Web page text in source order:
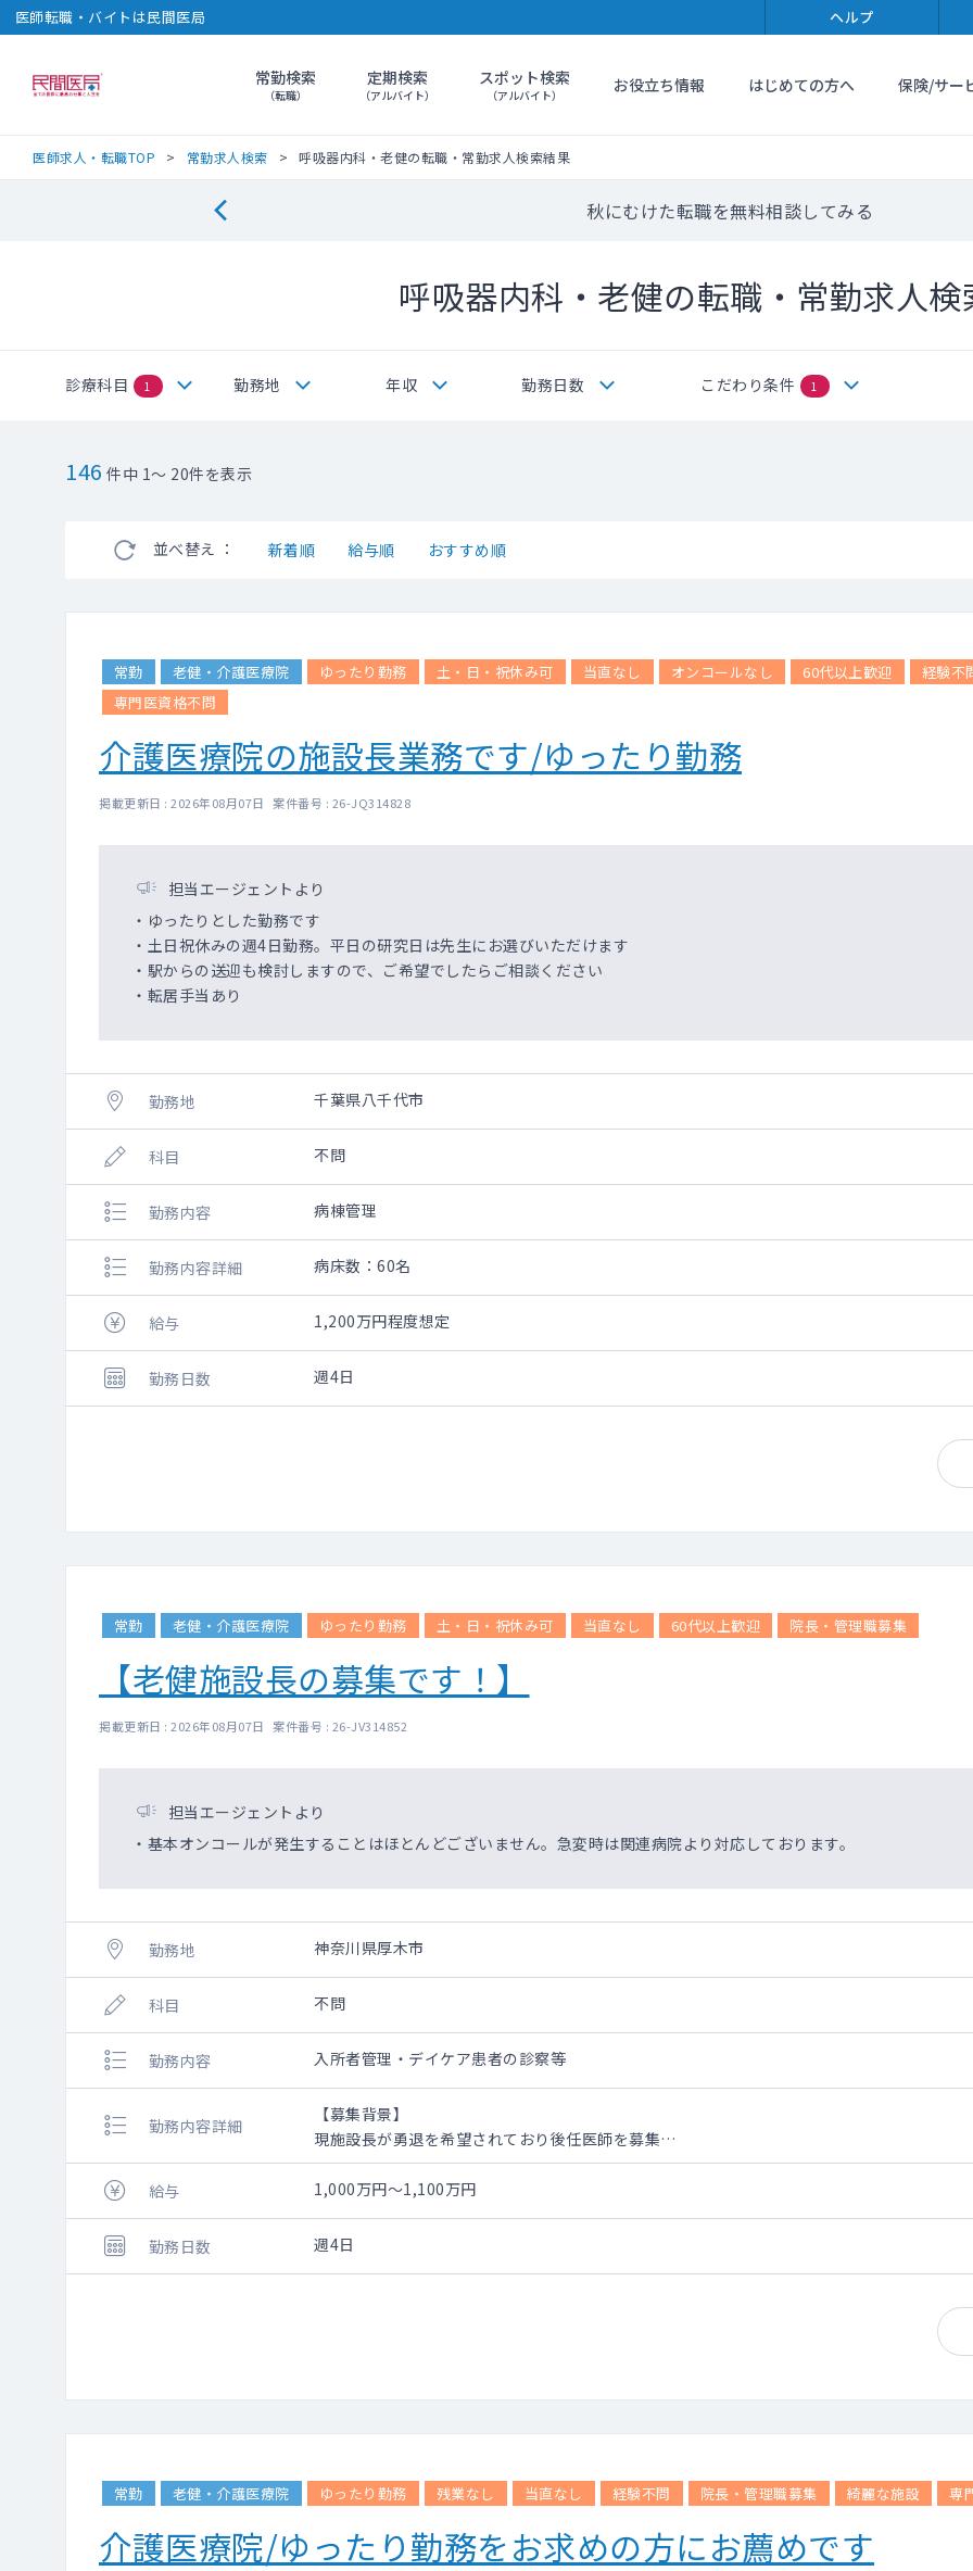
医師転職・バイトは民間医局 ヘルプ
民間医局常勤検索
（転職）
定期検索
（アルバイト）
スポット検索
（アルバイト） お役立ち情報 はじめての方へ 保険/サー
医師求人・転職TOP 常勤求人検索 呼吸器内科・老健の転職・常勤求人検索結果
秋にむけた転職を無料相談してみる
呼吸器内科・老健の転職・常勤求人検
診療科目 1 勤務地 年収 勤務日数 こだわり条件 1
146 件中 1～ 20件を表示
並べ替え ： 新着順 給与順 おすすめ順
常勤 老健・介護医療院 ゆったり勤務 土・日・祝休み可 当直なし オンコールなし 60代以上歓迎 経験不
専門医資格不問
介護医療院の施設長業務です/ゆったり勤務
掲載更新日 : 2026年08月07日 案件番号 : 26-JQ314828
担当エージェントより
・ゆったりとした勤務です
・土日祝休みの週4日勤務。平日の研究日は先生にお選びいただけます
・駅からの送迎も検討しますので、ご希望でしたらご相談ください
・転居手当あり
勤務地 千葉県八千代市
科目 不問
勤務内容 病棟管理
勤務内容詳細 病床数：60名
給与 1,200万円程度想定
勤務日数 週4日
常勤 老健・介護医療院 ゆったり勤務 土・日・祝休み可 当直なし 60代以上歓迎 院長・管理職募集
【老健施設長の募集です！】
掲載更新日 : 2026年08月07日 案件番号 : 26-JV314852
担当エージェントより
・基本オンコールが発生することはほとんどございません。急変時は関連病院より対応しております。
勤務地 神奈川県厚木市
科目 不問
勤務内容 入所者管理・デイケア患者の診察等
勤務内容詳細
【募集背景】
現施設長が勇退を希望されており後任医師を募集
【勤務内容】
・入所者定員100名（一般棟60名・認知症専門棟40名）の管理 ※現在92～93名程の稼働
・通所定員20名の診察 ※現在平均12名程
給与 1,000万円～1,100万円
勤務日数 週4日
常勤 老健・介護医療院 ゆったり勤務 残業なし 当直なし 経験不問 院長・管理職募集 綺麗な施設 専
介護医療院/ゆったり勤務をお求めの方にお薦めです